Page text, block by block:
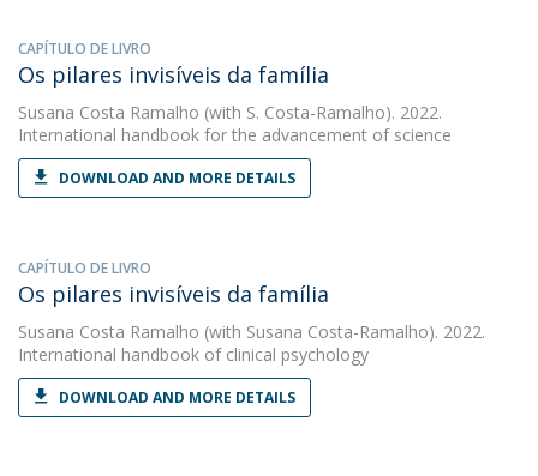
CAPÍTULO DE LIVRO
Os pilares invisíveis da família
Susana Costa Ramalho (with S. Costa-Ramalho). 2022.
International handbook for the advancement of science
DOWNLOAD AND MORE DETAILS
CAPÍTULO DE LIVRO
Os pilares invisíveis da família
Susana Costa Ramalho (with Susana Costa-Ramalho). 2022.
International handbook of clinical psychology
DOWNLOAD AND MORE DETAILS